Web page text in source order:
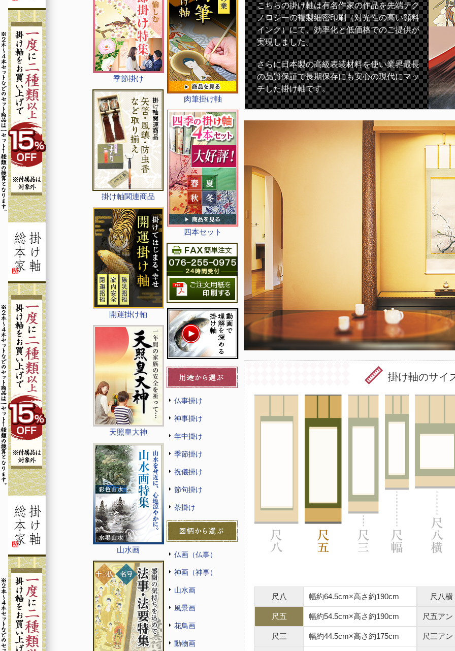
季節掛け
掛け軸関連商品
開運掛け軸
天照皇大神
山水画
肉筆掛け軸
四本セット
仏事掛け
神事掛け
年中掛け
季節掛け
祝儀掛け
節句掛け
茶掛け
仏画（仏事）
神画（神事）
山水画
風景画
花鳥画
動物画
こちらの掛け軸は有名作家の作品を先端テク
ノロジーの複製細密印刷（対光性の高い顔料
インク）にて、効率化と低価格でのご提供が
実現しました。
さらに日本製の高級表装材料を使い業界最長
の品質保証で長期保存にも安心の現代にマッ
チした掛け軸です。
掛け軸のサイ
尺八 幅約64.5cm×高さ約190cm
尺五 幅約54.5cm×高さ約190cm
尺三 幅約44.5cm×高さ約175cm
尺八横
尺五アン
尺三アン